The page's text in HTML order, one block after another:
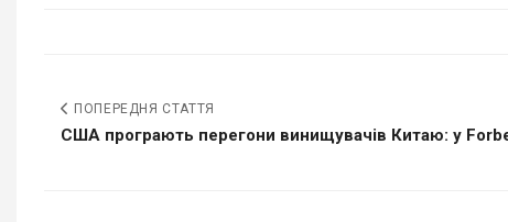
ПОПЕРЕДНЯ СТАТТЯ
США програють перегони винищувачів Китаю: у